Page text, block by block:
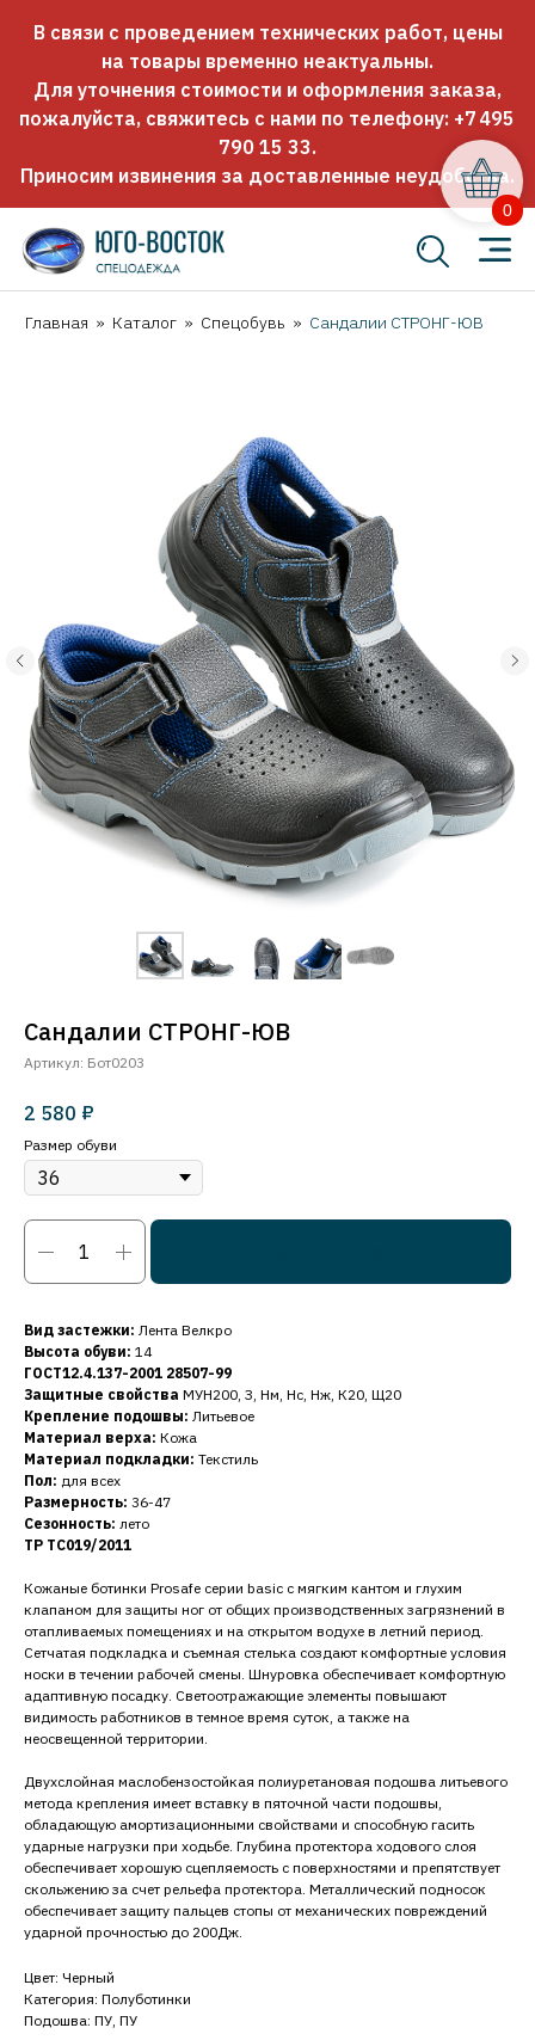
В связи с проведением технических работ, цены
на товары временно неактуальны.
Для уточнения стоимости и оформления заказа,
пожалуйста, свяжитесь с нами по телефону: +7 495
790 15 33.
Приносим извинения за доставленные неудобства.
Главная » Каталог » Спецобувь » Сандалии СТРОНГ-ЮВ
Сандалии СТРОНГ-ЮВ
Артикул: Бот0203
2 580 ₽
Размер обуви
Вид застежки: Лента Велкро
Высота обуви: 14
ГОСТ12.4.137-2001 28507-99
Защитные свойства МУН200, З, Нм, Нс, Нж, К20, Щ20
Крепление подошвы: Литьевое
Материал верха: Кожа
Материал подкладки: Текстиль
Пол: для всех
Размерность: 36-47
Сезонность: лето
ТР ТС019/2011
Кожаные ботинки Prosafe серии basic c мягким кантом и глухим
клапаном для защиты ног от общих производственных загрязнений в
отапливаемых помещениях и на открытом водухе в летний период.
Сетчатая подкладка и съемная стелька создают комфортные условия
носки в течении рабочей смены. Шнуровка обеспечивает комфортную
адаптивную посадку. Светоотражающие элементы повышают
видимость работников в темное время суток, а также на
неосвещенной территории.
Двухслойная маслобензостойкая полиуретановая подошва литьевого
метода крепления имеет вставку в пяточной части подошвы,
обладающую амортизационными свойствами и способную гасить
ударные нагрузки при ходьбе. Глубина протектора ходового слоя
обеспечивает хорошую сцепляемость с поверхностями и препятствует
скольжению за счет рельефа протектора. Металлический подносок
обеспечивает защиту пальцев стопы от механических повреждений
ударной прочностью до 200Дж.
Цвет: Черный
Категория: Полуботинки
Подошва: ПУ, ПУ
0